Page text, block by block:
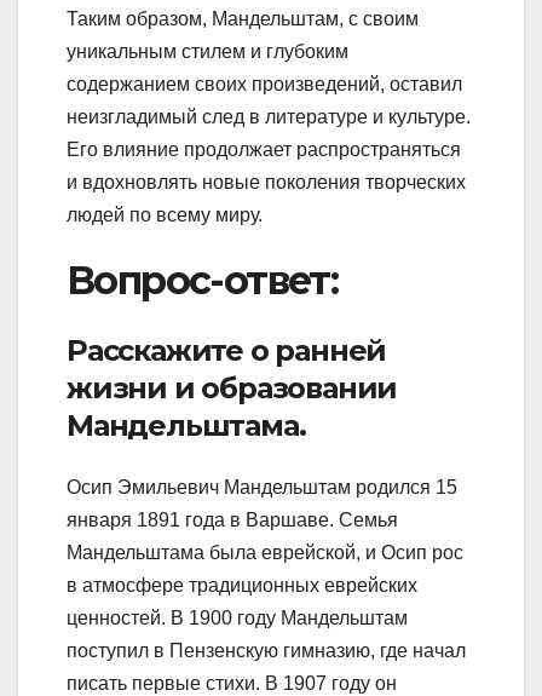
Таким образом, Мандельштам, с своим
уникальным стилем и глубоким
содержанием своих произведений, оставил
неизгладимый след в литературе и культуре.
Его влияние продолжает распространяться
и вдохновлять новые поколения творческих
людей по всему миру.
Вопрос-ответ:
Расскажите о ранней
жизни и образовании
Мандельштама.
Осип Эмильевич Мандельштам родился 15
января 1891 года в Варшаве. Семья
Мандельштама была еврейской, и Осип рос
в атмосфере традиционных еврейских
ценностей. В 1900 году Мандельштам
поступил в Пензенскую гимназию, где начал
писать первые стихи. В 1907 году он